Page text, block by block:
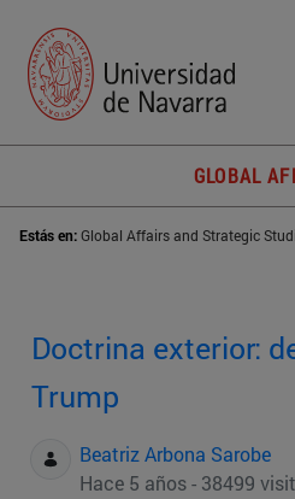
GLOBAL
Estás en:Global Affairs and Strategic
Doctrina exterior:
Trump
Beatriz Arbona Sarobe
Hace 5 años - 38499